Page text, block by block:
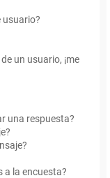
usuario?
un usuario, ¡me
una respuesta?
a la encuesta?